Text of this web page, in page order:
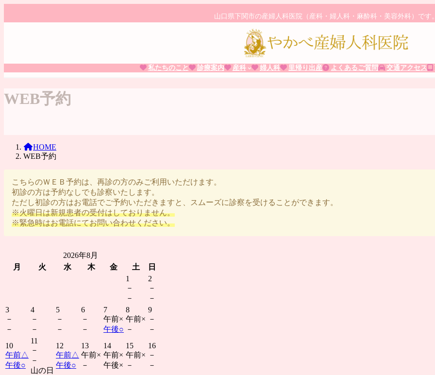
プ
動
山口県下関市の産婦人科医院（産科・婦人科・麻酔科・美容外科）です。
私たちのこと 診療案内 産科 婦人科 里帰り出産 よくあるご質問 交通アクセス
WEB予約
HOME
WEB予約
こちらのＷＥＢ予約は、再診の方のみご利用いただけます。
初診の方は予約なしでも診察いたします。
ただし初診の方はお電話でご予約いただきますと、スムーズに診察を受けることができます。
※火曜日は新規患者の受付はしておりません。
※緊急時はお電話にてお問い合わせください。
2026年8月
月
火 水 木 金 土
日
1
－
－
2
－
－
3
－
－
4
－
－
5
－
－
6
－
－
7
午前×
午後○
8
午前×
－
9
－
－
10
午前△
午後○
11
－
－
山の日
12
午前△
午後○
13
午前×
－
14
午前×
午後×
15
午前×
－
16
－
－